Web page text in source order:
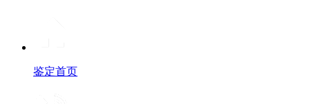
鉴定首页